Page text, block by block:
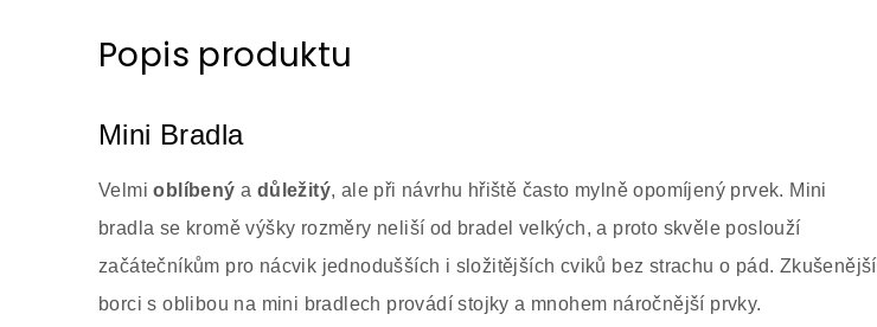
Popis produktu
Mini Bradla
Velmioblíbený a důležitý, ale při návrhu hřiště často mylně opomíjený prvek. Mini
bradla se kromě výšky rozměry neliší od bradel velkých, a proto skvěle poslouží
začátečníkům pro nácvik jednodušších i složitějších cviků bez strachu o pád. Zkušenější
borci s oblibou na mini bradlech provádí stojky a mnohem náročnější prvky.